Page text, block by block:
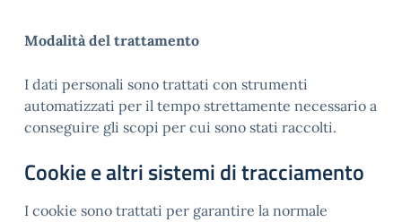
Modalità del trattamento
I dati personali sono trattati con strumenti
automatizzati per il tempo strettamente necessario a
conseguire gli scopi per cui sono stati raccolti.
Cookie e altri sistemi di tracciamento
I cookie sono trattati per garantire la normale